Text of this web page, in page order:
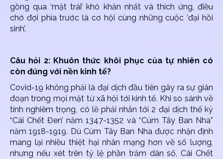
gồng qua ‘mặt trái’ khó khăn nhất và thích ứng, điều
chờ đợi phía trước là cơ hội cùng những cuộc ‘đại hồi
sinh’.
Câu hỏi 2: Khuôn thức khôi phục của tự nhiên có
còn đúng với nền kinh tế?
Covid-19 không phải là đại dịch đầu tiên gây ra sự gián
đoạn trong mọi mặt từ xã hội tới kinh tế. Khi so sánh về
tính nghiêm trọng, có lẽ phải nhắn tới 2 đại dịch thế kỷ
“Cái Chết Đen’ năm 1347-1352 và “Cúm Tây Ban Nha”
năm 1918-1919. Dù Cúm Tây Ban Nha được nhận định
mang lại nhiều thiệt hại nhân mạng hơn về số lượng,
nhưng nếu xét trên tỷ lệ phần trăm dân số, Cái Chết